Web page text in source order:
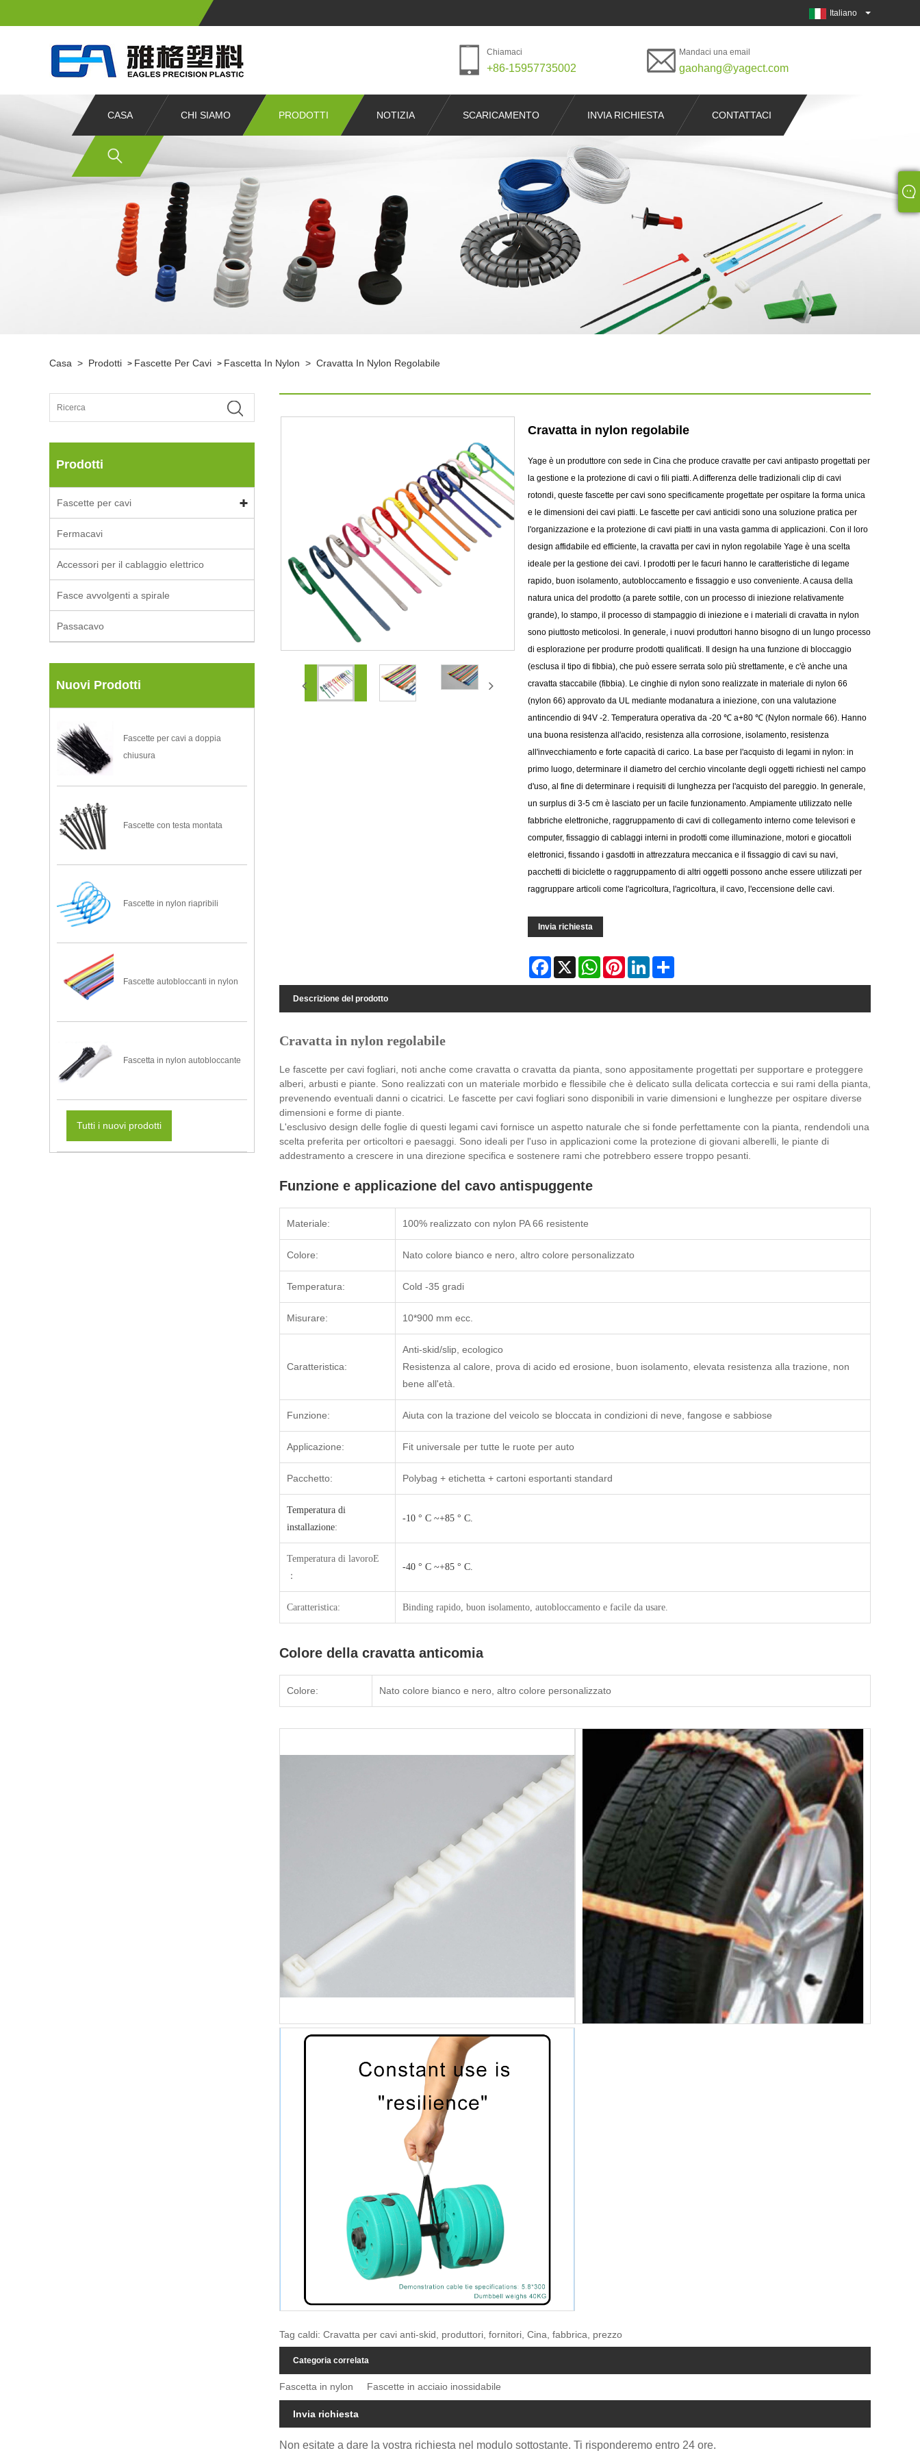
Italiano
Chiamaci
+86-15957735002
Mandaci una email
gaohang@yagect.com
CASA CHI SIAMO PRODOTTI NOTIZIA SCARICAMENTO INVIA RICHIESTA CONTATTACI
Casa > Prodotti > Fascette Per Cavi > Fascetta In Nylon > Cravatta In Nylon Regolabile
Prodotti
Fascette per cavi
Fermacavi
Accessori per il cablaggio elettrico
Fasce avvolgenti a spirale
Passacavo
Nuovi Prodotti
Fascette per cavi a doppia
chiusura
Fascette con testa montata
Fascette in nylon riapribili
Fascette autobloccanti in nylon
Fascetta in nylon autobloccante
Tutti i nuovi prodotti
Cravatta in nylon regolabile
Yage è un produttore con sede in Cina che produce cravatte per cavi antipasto progettati per
la gestione e la protezione di cavi o fili piatti. A differenza delle tradizionali clip di cavi
rotondi, queste fascette per cavi sono specificamente progettate per ospitare la forma unica
e le dimensioni dei cavi piatti. Le fascette per cavi anticidi sono una soluzione pratica per
l'organizzazione e la protezione di cavi piatti in una vasta gamma di applicazioni. Con il loro
design affidabile ed efficiente, la cravatta per cavi in ​​nylon regolabile Yage è una scelta
ideale per la gestione dei cavi. I prodotti per le facuri hanno le caratteristiche di legame
rapido, buon isolamento, autobloccamento e fissaggio e uso conveniente. A causa della
natura unica del prodotto (a parete sottile, con un processo di iniezione relativamente
grande), lo stampo, il processo di stampaggio di iniezione e i materiali di cravatta in nylon
sono piuttosto meticolosi. In generale, i nuovi produttori hanno bisogno di un lungo processo
di esplorazione per produrre prodotti qualificati. Il design ha una funzione di bloccaggio
(esclusa il tipo di fibbia), che può essere serrata solo più strettamente, e c'è anche una
cravatta staccabile (fibbia). Le cinghie di nylon sono realizzate in materiale di nylon 66
(nylon 66) approvato da UL mediante modanatura a iniezione, con una valutazione
antincendio di 94V -2. Temperatura operativa da -20 ℃ a+80 ℃ (Nylon normale 66). Hanno
una buona resistenza all'acido, resistenza alla corrosione, isolamento, resistenza
all'invecchiamento e forte capacità di carico. La base per l'acquisto di legami in nylon: in
primo luogo, determinare il diametro del cerchio vincolante degli oggetti richiesti nel campo
d'uso, al fine di determinare i requisiti di lunghezza per l'acquisto del pareggio. In generale,
un surplus di 3-5 cm è lasciato per un facile funzionamento. Ampiamente utilizzato nelle
fabbriche elettroniche, raggruppamento di cavi di collegamento interno come televisori e
computer, fissaggio di cablaggi interni in prodotti come illuminazione, motori e giocattoli
elettronici, fissando i gasdotti in attrezzatura meccanica e il fissaggio di cavi su navi,
pacchetti di biciclette o raggruppamento di altri oggetti possono anche essere utilizzati per
raggruppare articoli come l'agricoltura, l'agricoltura, il cavo, l'eccensione delle cavi.
Invia richiesta
Facebook WhatsAppPinterestLinkedIn
Descrizione del prodotto
Cravatta in nylon regolabile
Le fascette per cavi fogliari, noti anche come cravatta o cravatta da pianta, sono appositamente progettati per supportare e proteggere
alberi, arbusti e piante. Sono realizzati con un materiale morbido e flessibile che è delicato sulla delicata corteccia e sui rami della pianta,
prevenendo eventuali danni o cicatrici. Le fascette per cavi fogliari sono disponibili in varie dimensioni e lunghezze per ospitare diverse
dimensioni e forme di piante.
L'esclusivo design delle foglie di questi legami cavi fornisce un aspetto naturale che si fonde perfettamente con la pianta, rendendoli una
scelta preferita per orticoltori e paesaggi. Sono ideali per l'uso in applicazioni come la protezione di giovani alberelli, le piante di
addestramento a crescere in una direzione specifica e sostenere rami che potrebbero essere troppo pesanti.
Funzione e applicazione del cavo antispuggente
Materiale: 100% realizzato con nylon PA 66 resistente
Colore: Nato colore bianco e nero, altro colore personalizzato
Temperatura: Cold -35 gradi
Misurare: 10*900 mm ecc.
Caratteristica:
Anti-skid/slip, ecologico
Resistenza al calore, prova di acido ed erosione, buon isolamento, elevata resistenza alla trazione, non
bene all'età.
Funzione: Aiuta con la trazione del veicolo se bloccata in condizioni di neve, fangose ​​e sabbiose
Applicazione: Fit universale per tutte le ruote per auto
Pacchetto: Polybag + etichetta + cartoni esportanti standard
Temperatura di
installazione:
-10 ° C ~+85 ° C.
Temperatura di lavoroE
：
-40 ° C ~+85 ° C.
Caratteristica: Binding rapido, buon isolamento, autobloccamento e facile da usare.
Colore della cravatta anticomia
Colore: Nato colore bianco e nero, altro colore personalizzato
Tag caldi: Cravatta per cavi anti-skid, produttori, fornitori, Cina, fabbrica, prezzo
Categoria correlata
Fascetta in nylon Fascette in acciaio inossidabile
Invia richiesta
Non esitate a dare la vostra richiesta nel modulo sottostante. Ti risponderemo entro 24 ore.